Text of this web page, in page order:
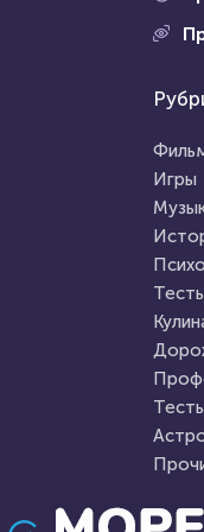
Проходили 1016 раз
Пройти
14 сентября 2020
Тест по игре Dota
7 июня 2021
Проходили 116 раз
Игры